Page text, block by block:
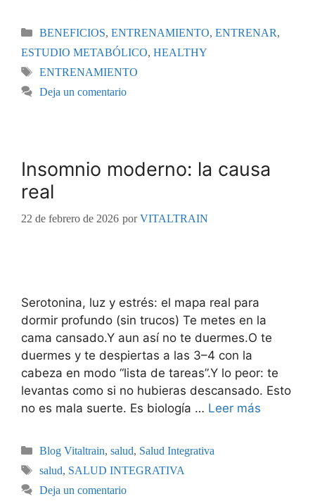
BENEFICIOS, ENTRENAMIENTO, ENTRENAR,
ESTUDIO METABÓLICO, HEALTHY
ENTRENAMIENTO
Deja un comentario
Insomnio moderno: la causa
real
22 de febrero de 2026 porVITALTRAIN
Serotonina, luz y estrés: el mapa real para
dormir profundo (sin trucos) Te metes en la
cama cansado.Y aun así no te duermes.O te
duermes y te despiertas a las 3–4 con la
cabeza en modo “lista de tareas”.Y lo peor: te
levantas como si no hubieras descansado. Esto
no es mala suerte. Es biología … Leer más
Blog Vitaltrain, salud, Salud Integrativa
salud, SALUD INTEGRATIVA
Deja un comentario